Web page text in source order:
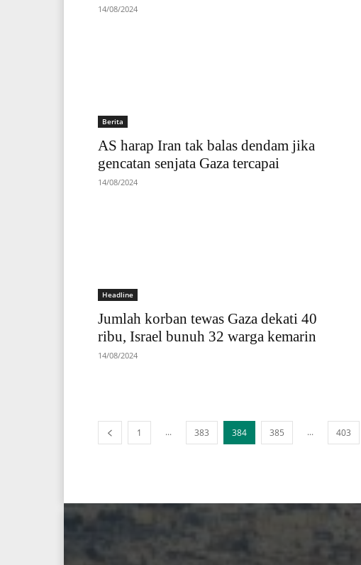
14/08/2024
Berita
AS harap Iran tak balas dendam jika
gencatan senjata Gaza tercapai
14/08/2024
Headline
Jumlah korban tewas Gaza dekati 40
ribu, Israel bunuh 32 warga kemarin
14/08/2024
1 ... 383 384 385 ... 403